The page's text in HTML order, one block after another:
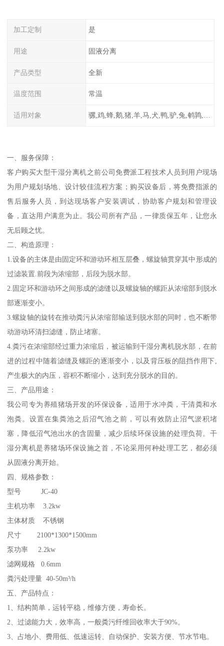
加工定制 是
用途 固液分离
产品类型 全新
温度范围 常温
适用对象 骡,鸡,蜂,鹅,猪,羊,马,犬,鸭,驴,兔,鹌鹑,牛,鸽
一、服务保障：
客户购买大型干湿分离机之前公司免费派工程技术人员到用户现场
为用户规划场地、设计较佳流程方案；购买设备后，将免费指派的
售后服务人员，到达现场客户安装调试，协助客户规划和管理设
备，直达用户满意为止。我公司所有产品，一律质保五年，让您永
无后顾之忧。
二、构造原理：
1.设备的主体是由固定环和游动环相互层叠，螺旋轴贯穿其中形成的
过滤装置.前段为浓缩部，后段为脱水部。
2.固定环和游动环之间形成的滤缝以及螺旋轴的螺距从浓缩部到脱水
部逐渐变小。
3.螺旋轴的旋转在推动粪污从浓缩部输送到脱水部的同时，也不断带
动游动环清扫滤缝，防止堵塞。
4.粪污在浓缩部经过重力浓缩后，被运输到干湿分离机脱水部，在前
进的过程中随着滤缝及螺距的逐渐变小，以及背压板的阻挡作用下,
产生极大的内压，容积不断缩小，达到充分脱水的目的。
三、产品用途：
我公司专为养殖猪场开发的环保设备，适用于水冲粪，干清粪和水
泡粪。设置在集粪池之后沼气池之前，可以有效防止沼气淤积堵
塞，降低沼气池出水的含固量，减少后续环保设施的处理负荷。干
湿分离机是养猪场环保设施之首，不论采用何种处理工艺，都必须
从固液分离开始。
四、规格参数：
型号 JC-40
主机功率 3.2kw
主体材质 不锈钢
尺寸 2100*1300*1500mm
泵功率 2.2kw
滤网规格 0.6mm
粪污处理量 40-50m³/h
五、产品特点：
1、结构简单，运转平稳，维修方便，寿命长。
2、过滤能力大，效率高，一般粪污纤维回收率大于90%。
3、占地小、费用低、低速运转、自动保护、安装方便、节水节电。